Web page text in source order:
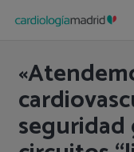
seguridad